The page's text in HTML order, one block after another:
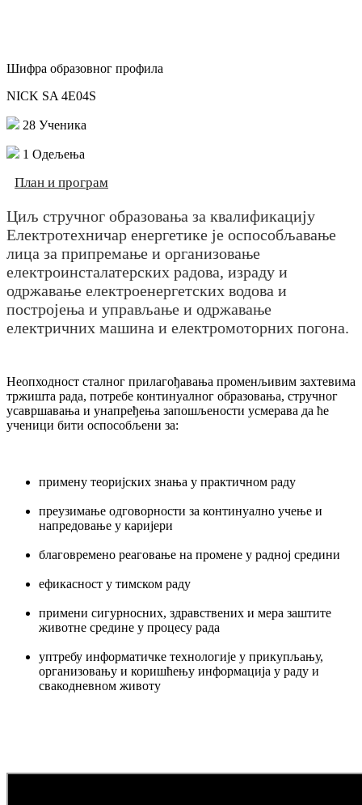
Шифра образовног профила
NICK SA 4E04S
28 Ученика
1 Одељења
План и програм
Циљ стручног образовања за квалификацију
Електротехничар енергетике је оспособљавање
лица за припремање и организовање
електроинсталатерских радова, израду и
одржавање електроенергетских водова и
постројења и управљање и одржавање
електричних машина и електромоторних погона.
Неопходност сталног прилагођавања променљивим захтевима
тржишта рада, потребе континуалног образовања, стручног
усавршавања и унапређења запошљености усмерава да ће
ученици бити оспособљени за:
примену теоријских знања у практичном раду
преузимање одговорности за континуално учење и
напредовање у каријери
благовремено реаговање на промене у радној средини
ефикасност у тимском раду
примени сигурносних, здравствених и мера заштите
животне средине у процесу рада
уптребу информатичке технологије у прикупљању,
организовању и коришћењу информација у раду и
свакодневном животу